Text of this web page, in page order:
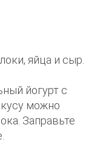
яйца и сыр.
йогурт с
можно
Заправьте